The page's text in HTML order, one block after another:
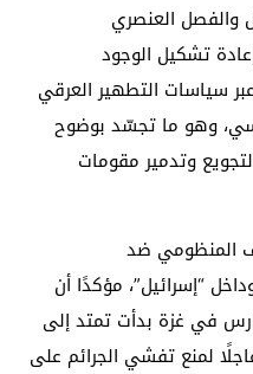
والفصل العنصري
تشكيل الوجود
سياسات التطهير العرقي
وهو ما تجسّد بوضوح
وتدمير مقومات
المنظومي ضد
“إسرائيل”، مؤكدًا أن
في غزة بدأت تمتد إلى
لمنع تفشي الجرائم على